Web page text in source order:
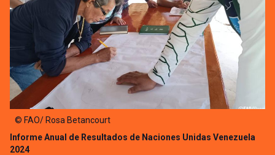
Informe Anual de Resultados de Naciones Unidas Venezuela
2024
© FAO/ Rosa Betancourt